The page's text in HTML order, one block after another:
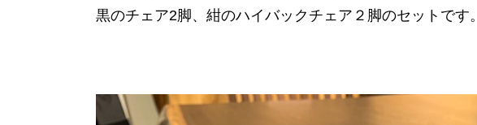
黒のチェア2脚、紺のハイバックチェア２脚のセットです。